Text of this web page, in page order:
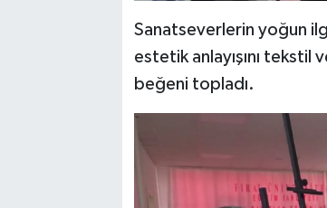
Sanatseverlerin yoğun
estetik anlayışını
beğeni topladı.